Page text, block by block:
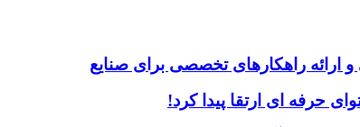
ارائه راهکارهای تخصصی برای صنایع
حرفه ای ارتقا پیدا کرد!